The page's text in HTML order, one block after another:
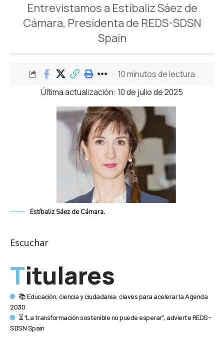
Entrevistamos a Estíbaliz Sáez de
Cámara, Presidenta de REDS-SDSN
Spain
Última actualización: 10 de julio de 2025
10 minutos de lectura
Estíbaliz Sáez de Cámara.
Escuchar
Titulares
📚 Educación, ciencia y ciudadanía: claves para acelerar la Agenda
2030
⏳ “La transformación sostenible no puede esperar”, advierte REDS-
SDSN Spain